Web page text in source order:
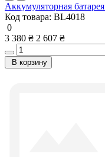
Аккумуляторная
Код товара: BL4018
0
3 380 ₴ 2 607 ₴
В корзину